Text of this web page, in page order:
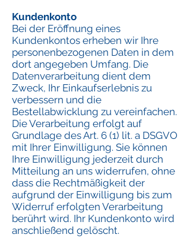
Kundenkonto
Bei der Eröffnung eines
Kundenkontos erheben wir Ihre
personenbezogenen Daten in dem
dort angegeben Umfang. Die
Datenverarbeitung dient dem
Zweck, Ihr Einkaufserlebnis zu
verbessern und die
Bestellabwicklung zu vereinfachen.
Die Verarbeitung erfolgt auf
Grundlage des Art. 6 (1) lit. a DSGVO
mit Ihrer Einwilligung. Sie können
Ihre Einwilligung jederzeit durch
Mitteilung an uns widerrufen, ohne
dass die Rechtmäßigkeit der
aufgrund der Einwilligung bis zum
Widerruf erfolgten Verarbeitung
berührt wird. Ihr Kundenkonto wird
anschließend gelöscht.